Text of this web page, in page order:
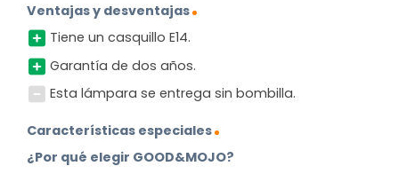
Ventajas y desventajas
Tiene un casquillo E14.
Garantía de dos años.
Esta lámpara se entrega sin bombilla.
Características especiales
¿Por qué elegir GOOD&MOJO?